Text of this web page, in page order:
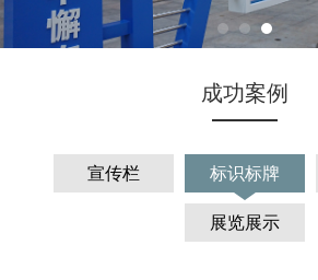
成功案例
宣传栏 标识标牌
展览展示